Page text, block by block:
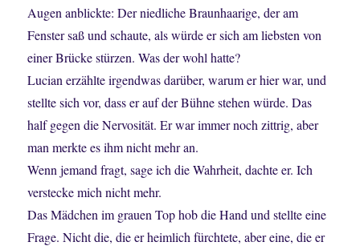
Augen anblickte: Der niedliche Braunhaarige, der am
Fenster saß und schaute, als würde er sich am liebsten von
einer Brücke stürzen. Was der wohl hatte?
Lucian erzählte irgendwas darüber, warum er hier war, und
stellte sich vor, dass er auf der Bühne stehen würde. Das
half gegen die Nervosität. Er war immer noch zittrig, aber
man merkte es ihm nicht mehr an.
Wenn jemand fragt, sage ich die Wahrheit, dachte er. Ich
verstecke mich nicht mehr.
Das Mädchen im grauen Top hob die Hand und stellte eine
Frage. Nicht die, die er heimlich fürchtete, aber eine, die er